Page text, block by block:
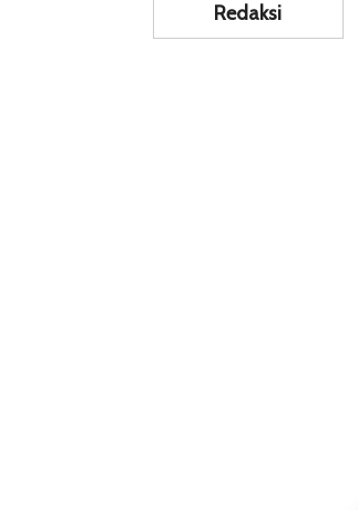
Redaksi